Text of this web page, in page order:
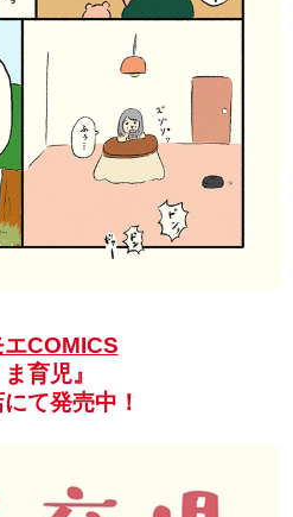
エCOMICS
ま育児』
て発売中！